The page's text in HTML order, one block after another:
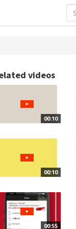
videos
00:10
00:10
00:55